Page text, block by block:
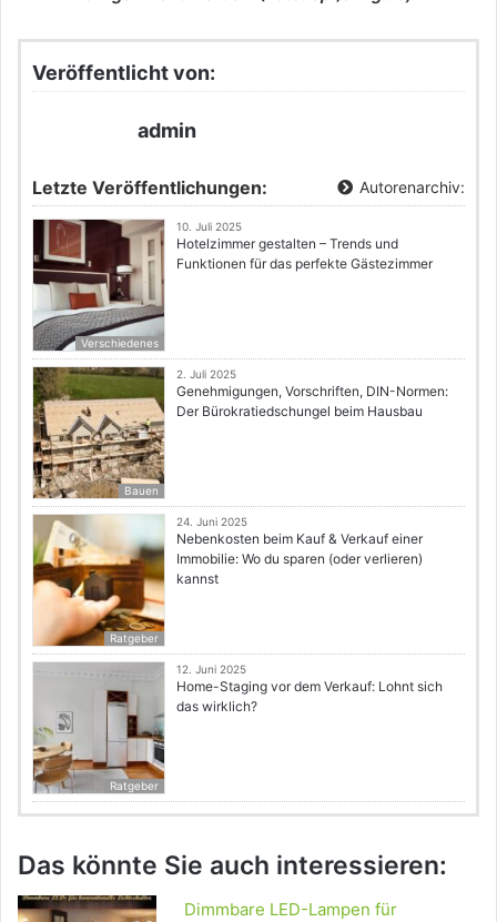
Veröffentlicht von:
admin
Letzte Veröffentlichungen: Autorenarchiv:
Verschiedenes
10. Juli 2025
Hotelzimmer gestalten – Trends und
Funktionen für das perfekte Gästezimmer
Bauen
2. Juli 2025
Genehmigungen, Vorschriften, DIN-Normen:
Der Bürokratiedschungel beim Hausbau
Ratgeber
24. Juni 2025
Nebenkosten beim Kauf & Verkauf einer
Immobilie: Wo du sparen (oder verlieren)
kannst
Ratgeber
12. Juni 2025
Home-Staging vor dem Verkauf: Lohnt sich
das wirklich?
Das könnte Sie auch interessieren:
Dimmbare LED-Lampen für